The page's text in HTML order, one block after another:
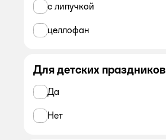
PAMPERINO
Pampers
с липучкой
целлофан
Для детских праздников
Да
Нет